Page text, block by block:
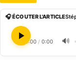
🎧 ÉCOUTER L'ARTICLE
0:00 / 0:00 🔊